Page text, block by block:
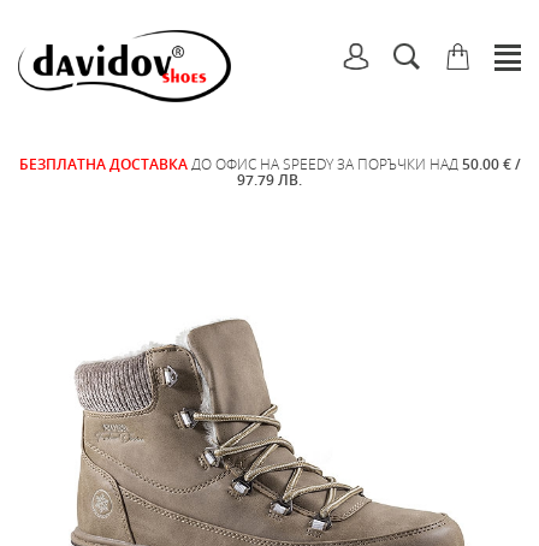
БЕЗПЛАТНА ДОСТАВКА ДО ОФИС НА SPEEDY ЗА ПОРЪЧКИ НАД 50.00 € /
97.79 ЛВ.